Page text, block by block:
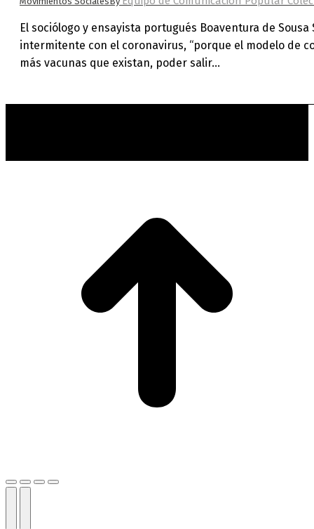
El sociólogo y ensayista portugués Boaventura de
intermitente con el coronavirus, “porque el modelo de
más vacunas que existan, poder salir…